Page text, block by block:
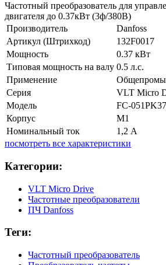
Частотный преобразователь для
двигателя до 0.37кВт (3ф/380В)
Производитель
Danfoss
Артикул (Штрихкод)
132F0017
Мощность
0.37 кВт
Типовая мощность на валу 0.5 л.с.
Применение
Серия
VLT Micro
Модель
FC-051PK37
Корпус
М1
Номинальный ток
1,2 А
посмотреть все характеристики
Категории:
VLT Micro Drive
Частотные преобразователи
ПЧ Danfoss
Теги:
Частотный преобразователь